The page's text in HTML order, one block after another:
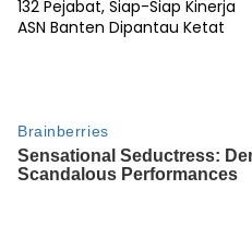
132 Pejabat, Siap-Siap Kinerja
ASN Banten Dipantau Ketat